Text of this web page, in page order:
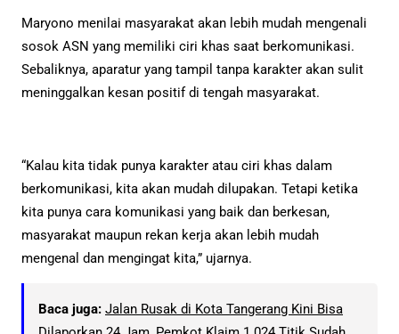
Maryono menilai masyarakat akan lebih mudah mengenali
sosok ASN yang memiliki ciri khas saat berkomunikasi.
Sebaliknya, aparatur yang tampil tanpa karakter akan sulit
meninggalkan kesan positif di tengah masyarakat.
“Kalau kita tidak punya karakter atau ciri khas dalam
berkomunikasi, kita akan mudah dilupakan. Tetapi ketika
kita punya cara komunikasi yang baik dan berkesan,
masyarakat maupun rekan kerja akan lebih mudah
mengenal dan mengingat kita,” ujarnya.
Baca juga: Jalan Rusak di Kota Tangerang Kini Bisa